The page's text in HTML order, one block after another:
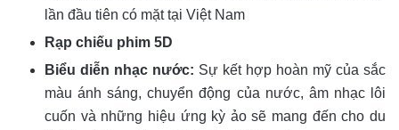
lần đầu tiên có mặt tại Việt Nam
Rạp chiếu phim 5D
Biểu diễn nhạc nước: Sự kết hợp hoàn mỹ của sắc
màu ánh sáng, chuyển động của nước, âm nhạc lôi
cuốn và những hiệu ứng kỳ ảo sẽ mang đến cho du